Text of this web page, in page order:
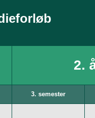
2.
3. semester